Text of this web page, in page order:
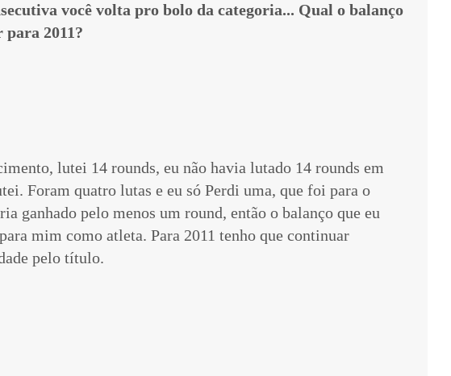
você volta pro bolo da categoria... Qual o balanço
para 2011?
lutei 14 rounds, eu não havia lutado 14 rounds em
Foram quatro lutas e eu só Perdi uma, que foi para o
ganhado pelo menos um round, então o balanço que eu
mim como atleta. Para 2011 tenho que continuar
pelo título.